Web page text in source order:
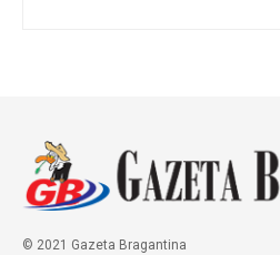
© 2021 Gazeta Bragantina